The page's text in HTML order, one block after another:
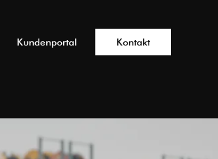
Kundenportal Kontakt